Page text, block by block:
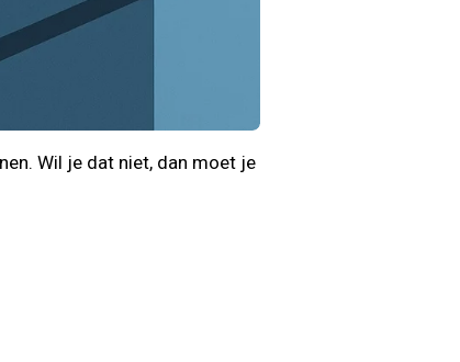
Wil je dat niet, dan moet je